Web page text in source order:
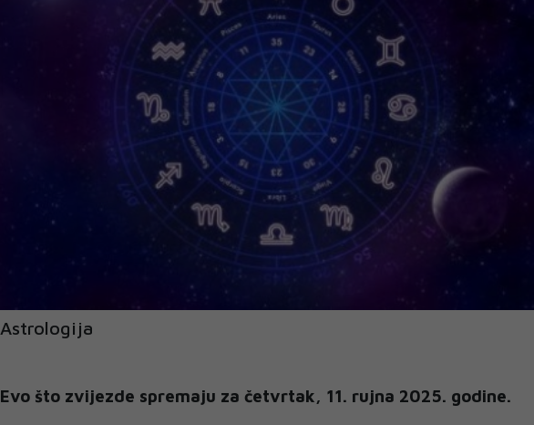
Astrologija
Evo što zvijezde spremaju za četvrtak, 11. rujna 2025. godine.